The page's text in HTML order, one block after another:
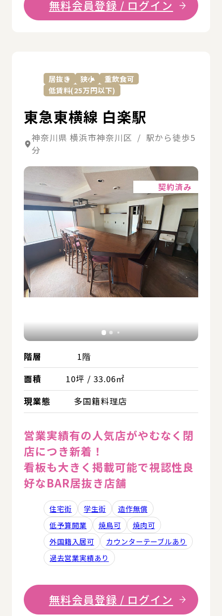
無料会員登録 / ログイン
居抜き 狭小
重飲食可
低賃料(25万円以下)
東急東横線 白楽駅
神奈川県 横浜市神奈川区 / 駅から徒歩5
分
契約済み
階層
1階
面積
10坪 / 33.06㎡
現業態
多国籍料理店
営業実績有の人気店がやむなく閉
店につき新着！
看板も大きく掲載可能で視認性良
好なBAR居抜き店舗
住宅街 学生街
造作無償
低予算開業
焼鳥可
焼肉可
外国籍入居可
カウンターテーブルあり
過去営業実績あり
無料会員登録 / ログイン